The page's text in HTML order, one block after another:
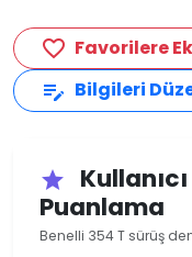
favorite_border Favorilere
edit_note Bilgileri
star
Puanlama
Benelli 354 T sürüş